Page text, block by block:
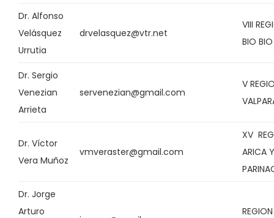
Dr. Alfonso
Velásquez
Urrutia
drvelasquez@vtr.net
VIII
BIO BIO
Dr. Sergio
Venezian
Arrieta
servenezian@gmail.com
V
Dr. Víctor
Vera Muñoz
vmveraster@gmail.com
XV
ARICA Y
Dr. Jorge
Arturo
REGION